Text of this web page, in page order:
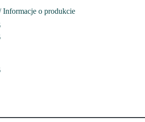
Informacje o produkcie